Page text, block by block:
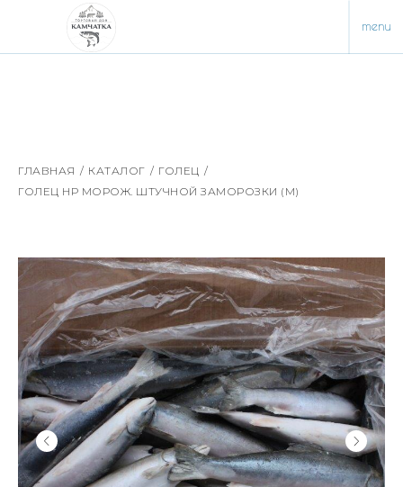
menu
ГЛАВНАЯ / КАТАЛОГ / ГОЛЕЦ /
ГОЛЕЦ НР МОРОЖ. ШТУЧНОЙ ЗАМОРОЗКИ (M)